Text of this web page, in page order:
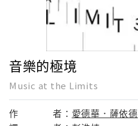
音樂的極境
Music at the Limits
作 者： 愛德華．薩依德